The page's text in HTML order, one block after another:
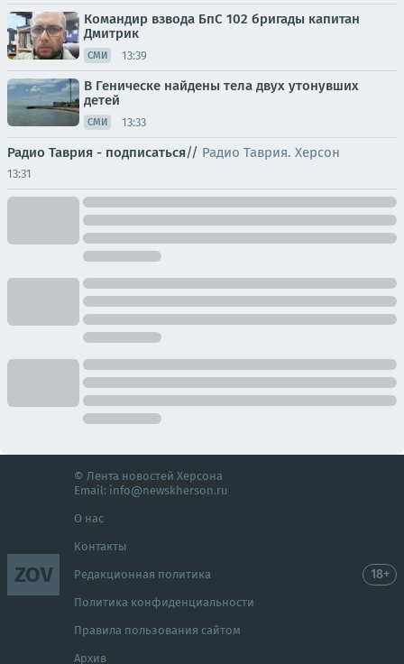
Командир взвода БпС 102 бригады капитан
Дмитрик
СМИ 13:39
В Геническе найдены тела двух утонувших
детей
СМИ 13:33
Радио Таврия - подписаться// Радио Таврия. Херсон
13:31
ZOV
© Лента новостей Херсона
Email: info@newskherson.ru
О нас
Контакты
Редакционная политика
Политика конфиденциальности
Правила пользования сайтом
Архив
18+